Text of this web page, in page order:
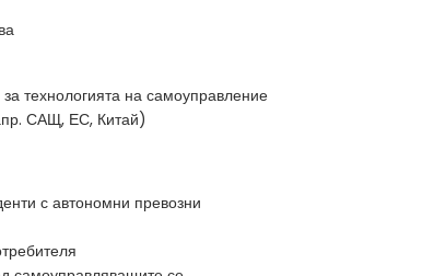
технологията на самоуправление
САЩ, ЕС, Китай)
с автономни превозни